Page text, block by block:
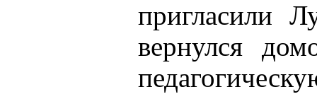
пригласили
вернулся